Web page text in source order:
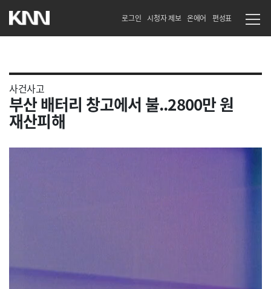
로그인 시청자 제보 온에어 편성표
사건사고
부산 배터리 창고에서 불..2800만 원
재산피해